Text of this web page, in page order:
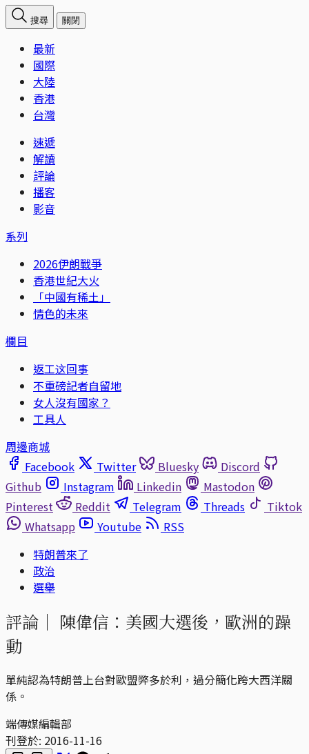
搜尋 關閉
最新
國際
大陸
香港
台灣
速遞
解讀
評論
播客
影音
系列
2026伊朗戰爭
香港世紀大火
「中國有稀土」
情色的未來
欄目
返工这回事
不重磅記者自留地
女人沒有國家？
工具人
周邊商城
Facebook
Twitter Bluesky
Discord
Github
Instagram Linkedin
Mastodon
Pinterest
Reddit Telegram Threads
Tiktok
Whatsapp
Youtube
RSS
特朗普來了
政治
選舉
評論｜ 陳偉信：美國大選後，歐洲的躁
動
單純認為特朗普上台對歐盟弊多於利，過分簡化跨大西洋關
係。
端傳媒編輯部
刊登於: 2016-11-16